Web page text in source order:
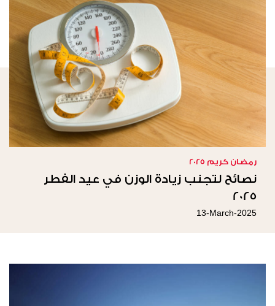
رمضان كريم 2025
نصائح لتجنب زيادة الوزن في عيد الفطر
2025
13-March-2025